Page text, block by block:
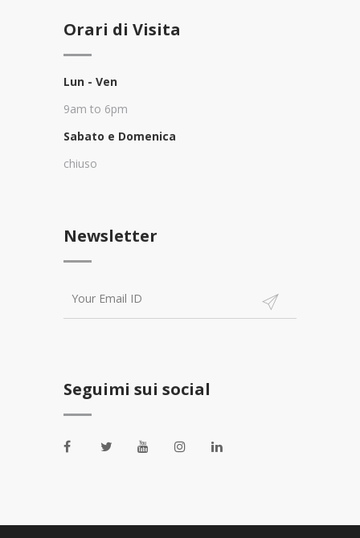
Orari di Visita
Lun - Ven
9am to 6pm
Sabato e Domenica
chiuso
Newsletter
Seguimi sui social